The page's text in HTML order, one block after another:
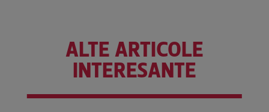
ALTE ARTICOLE
INTERESANTE